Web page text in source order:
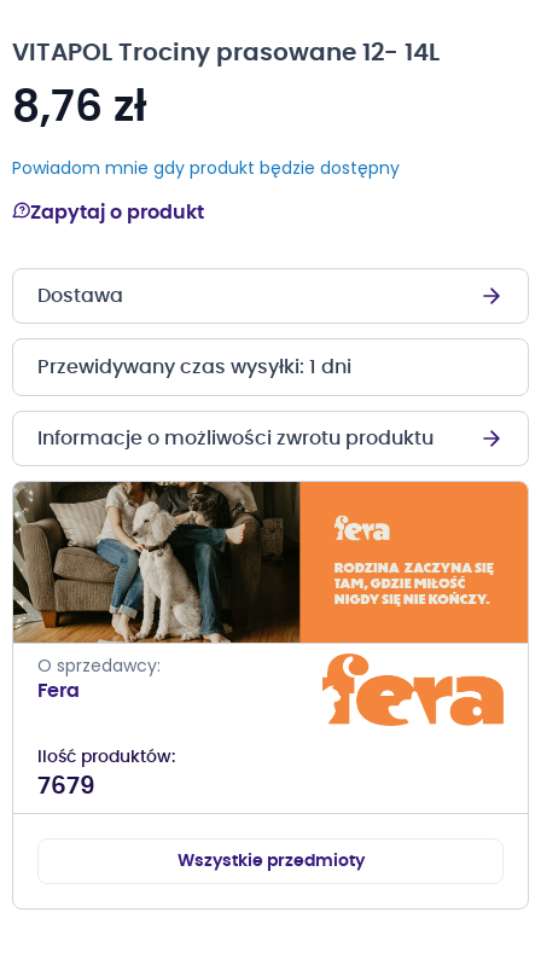
galerii
VITAPOL Trociny prasowane 12- 14L
8,76 zł
Powiadom mnie gdy produkt będzie dostępny
Zapytaj o produkt
Dostawa
Przewidywany czas wysyłki: 1 dni
Informacje o możliwości zwrotu produktu
O sprzedawcy
Fera
Ilość produktów
7679
Wszystkie przedmioty